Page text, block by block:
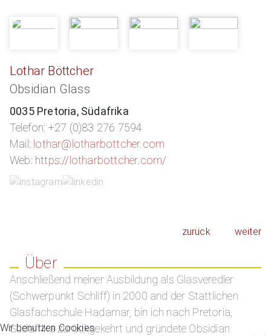
Lothar Böttcher
Obsidian Glass
0035 Pretoria, Südafrika
Telefon: +27 (0)83 276 7594
Mail: lothar@lotharbottcher.com
Web: https://lotharbottcher.com/
zurück weiter
Über
Anschließend meiner Ausbildung als Glasveredler
(Schwerpunkt Schliff) in 2000 and der Stattlichen
Glasfachschule Hadamar, bin ich nach Pretoria,
Südafrika zurückgekehrt und gründete Obsidian
Wir benutzen Cookies